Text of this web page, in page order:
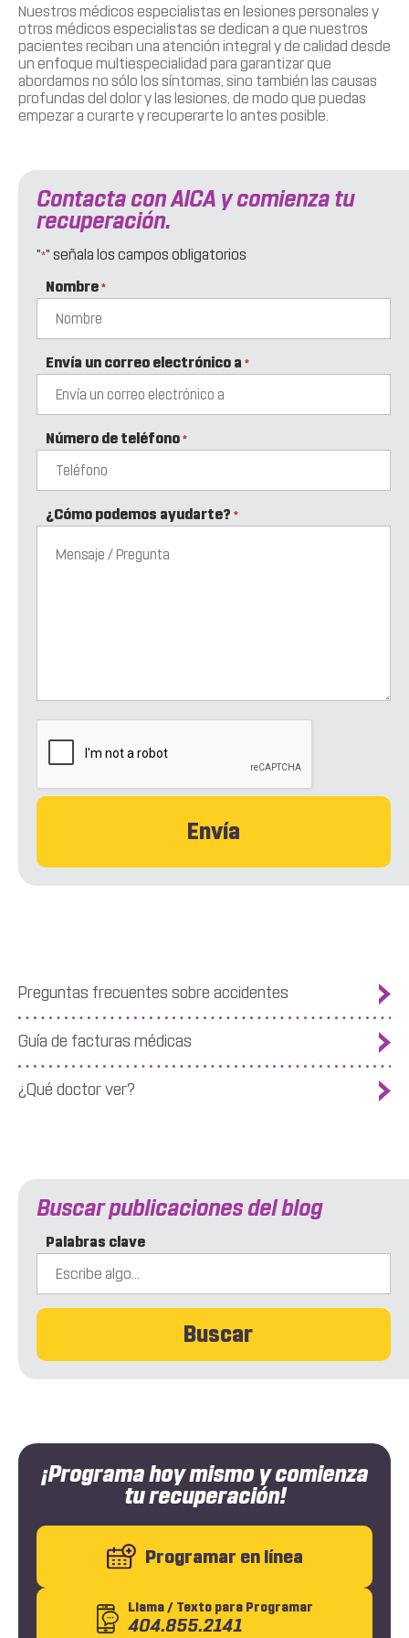
Nuestros médicos especialistas en lesiones personales y
otros médicos especialistas se dedican a que nuestros
pacientes reciban una atención integral y de calidad desde
un enfoque multiespecialidad para garantizar que
abordamos no sólo los síntomas, sino también las causas
profundas del dolor y las lesiones, de modo que puedas
empezar a curarte y recuperarte lo antes posible.
Contacta con AICA y comienza tu
recuperación.
"*" señala los campos obligatorios
Nombre *
Envía un correo electrónico a *
Número de teléfono *
¿Cómo podemos ayudarte? *
Preguntas frecuentes sobre accidentes
Guía de facturas médicas
¿Qué doctor ver?
¡Programa hoy mismo y comienza
tu recuperación!
Programar en línea
Llama/ Textopara Programar
404.855.2141
Buscar publicaciones del blog
Palabras clave
Buscar